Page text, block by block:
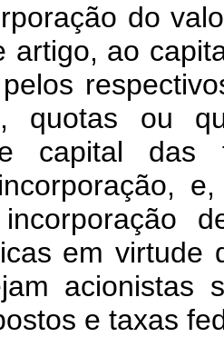
do
artigo, ao
quotas ou
capital das
em virtude
acionistas
e taxas